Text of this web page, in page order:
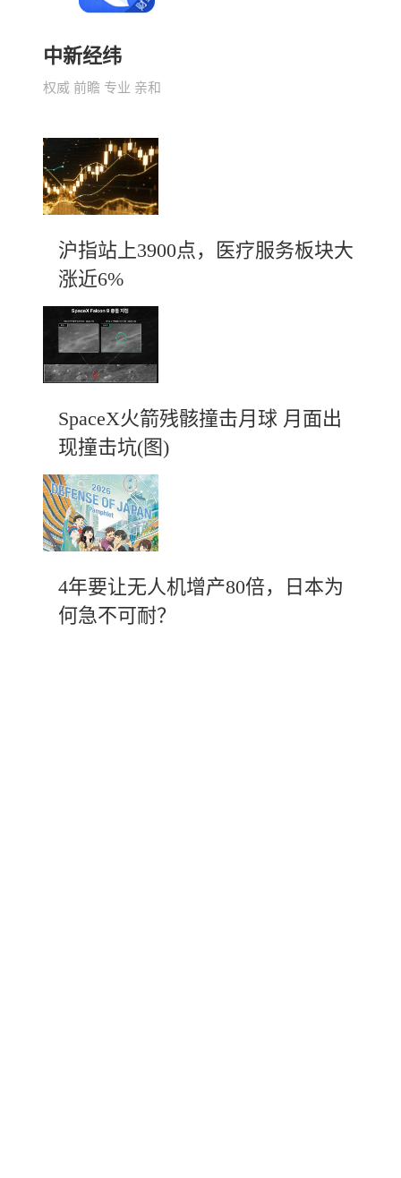
中新经纬
权威 前瞻 专业 亲和
沪指站上3900点，医疗服务板块大
涨近6%
SpaceX火箭残骸撞击月球 月面出
现撞击坑(图)
4年要让无人机增产80倍，日本为
何急不可耐？